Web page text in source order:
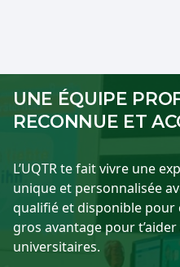
UNE ÉQUIPE
RECONNUE ET
L’UQTR te fait vivre une
unique et personnalisée
qualifié et disponible pour
gros avantage pour
universitaires.